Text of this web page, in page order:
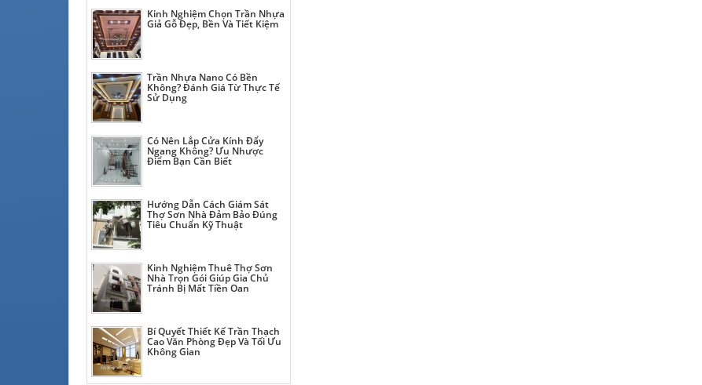
Kinh Nghiệm Chọn Trần Nhựa
Giả Gỗ Đẹp, Bền Và Tiết Kiệm
Trần Nhựa Nano Có Bền
Không? Đánh Giá Từ Thực Tế
Sử Dụng
Có Nên Lắp Cửa Kính Đẩy
Ngang Không? Ưu Nhược
Điểm Bạn Cần Biết
Hướng Dẫn Cách Giám Sát
Thợ Sơn Nhà Đảm Bảo Đúng
Tiêu Chuẩn Kỹ Thuật
Kinh Nghiệm Thuê Thợ Sơn
Nhà Trọn Gói Giúp Gia Chủ
Tránh Bị Mất Tiền Oan
Bí Quyết Thiết Kế Trần Thạch
Cao Văn Phòng Đẹp Và Tối Ưu
Không Gian